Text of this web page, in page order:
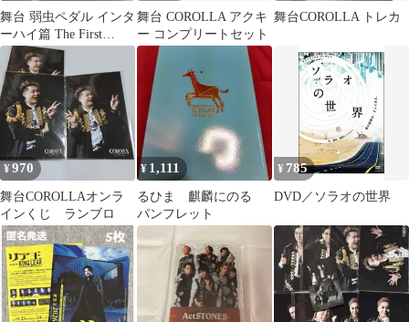
舞台 弱虫ペダル インタ
ーハイ篇 The First
Result ペダステ
舞台 COROLLA アクキ
ー コンプリートセット
舞台COROLLA トレカ
¥970
舞台COROLLAオンラ
インくじ ランブロ
¥ 1,111
るひま 麒麟にのる
パンフレット
¥ 785
DVD／ソラオの世界